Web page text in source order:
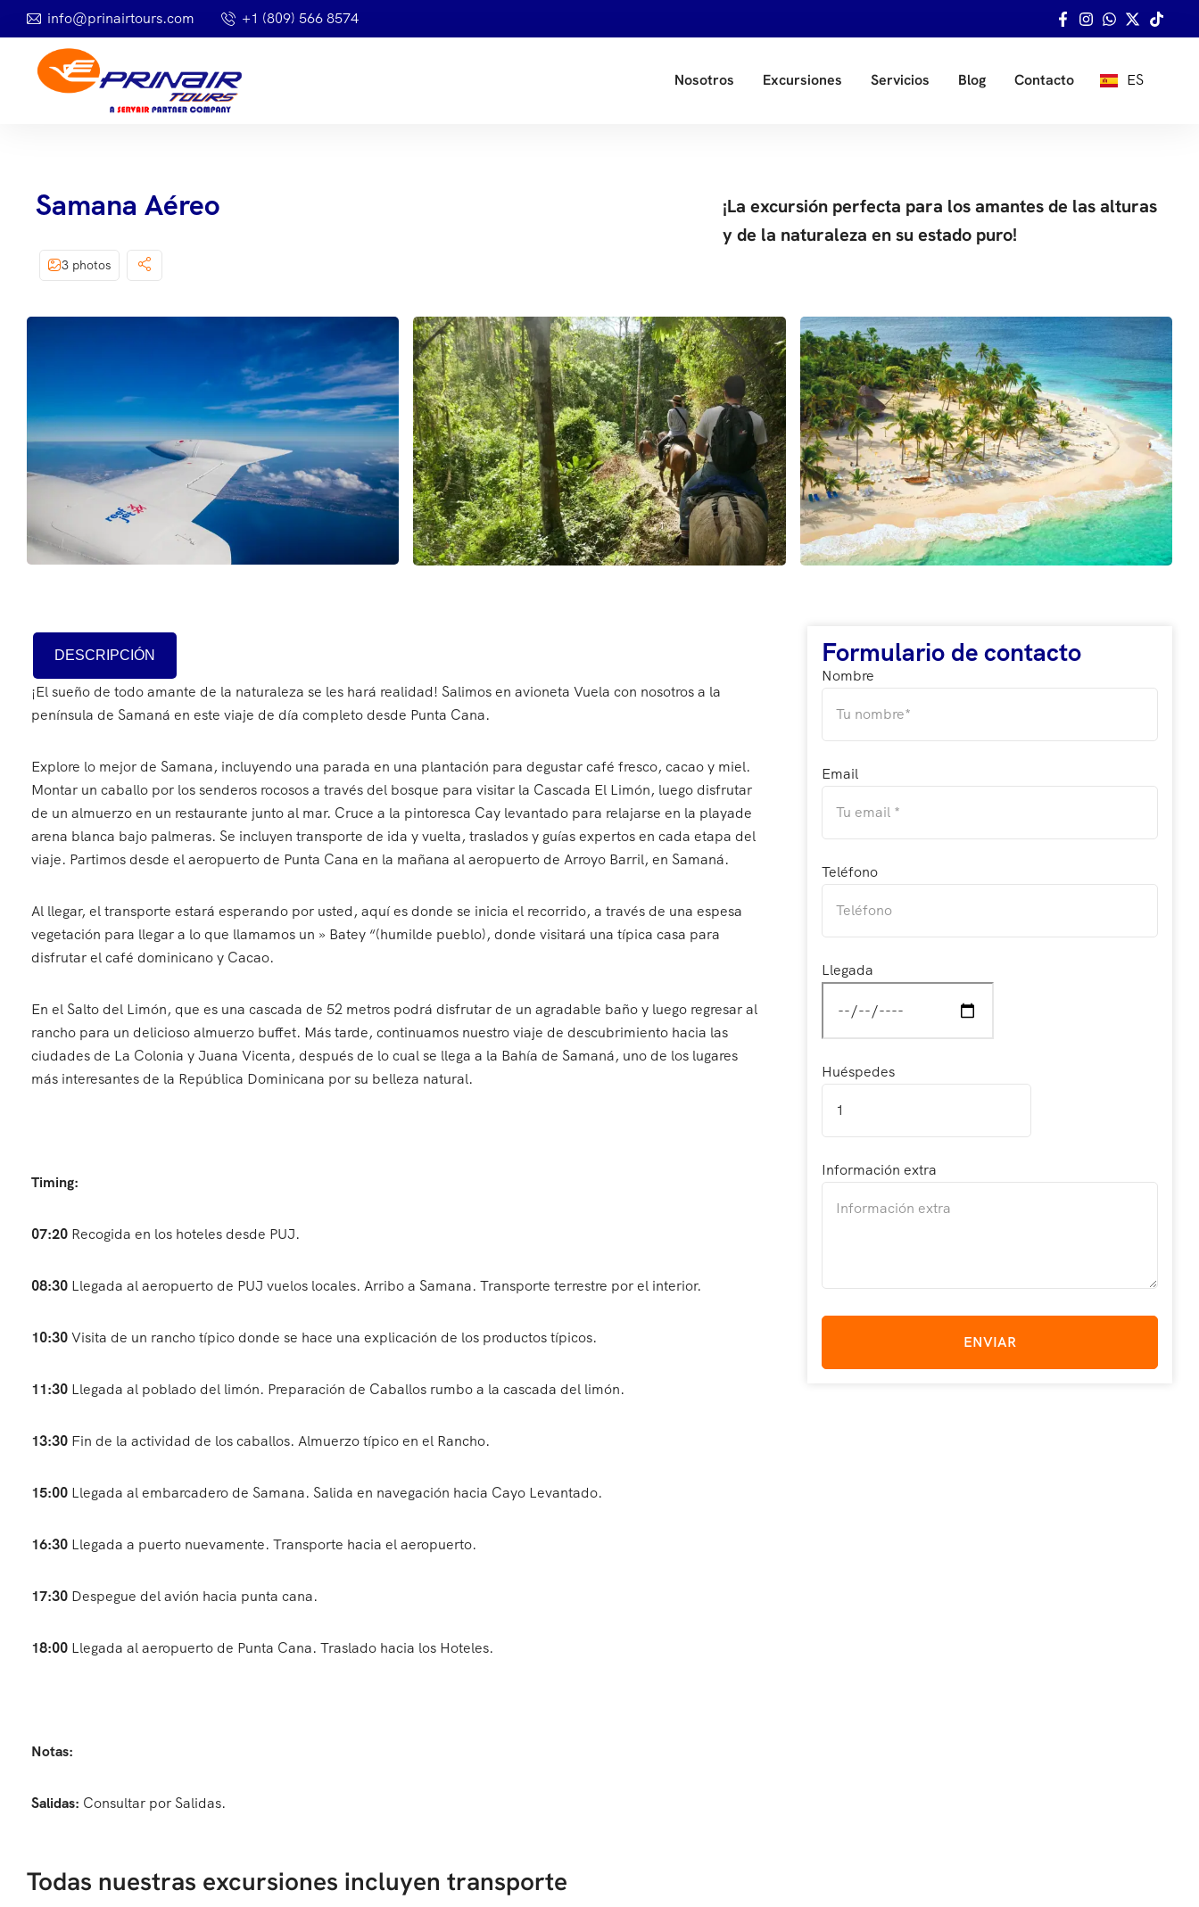
info@prinairtours.com +1 (809) 566 8574
Nosotros Excursiones Servicios Blog Contacto ES
EN
Samana Aéreo
3 photos
¡La excursión perfecta para los amantes de las alturas
y de la naturaleza en su estado puro!
DESCRIPCIÓN
¡El sueño de todo amante de la naturaleza se les hará realidad! Salimos en avioneta Vuela con nosotros a la
península de Samaná en este viaje de día completo desde Punta Cana.
Explore lo mejor de Samana, incluyendo una parada en una plantación para degustar café fresco, cacao y miel.
Montar un caballo por los senderos rocosos a través del bosque para visitar la Cascada El Limón, luego disfrutar
de un almuerzo en un restaurante junto al mar. Cruce a la pintoresca Cay levantado para relajarse en la playade
arena blanca bajo palmeras. Se incluyen transporte de ida y vuelta, traslados y guías expertos en cada etapa del
viaje. Partimos desde el aeropuerto de Punta Cana en la mañana al aeropuerto de Arroyo Barril, en Samaná.
Al llegar, el transporte estará esperando por usted, aquí es donde se inicia el recorrido, a través de una espesa
vegetación para llegar a lo que llamamos un » Batey “(humilde pueblo), donde visitará una típica casa para
disfrutar el café dominicano y Cacao.
En el Salto del Limón, que es una cascada de 52 metros podrá disfrutar de un agradable baño y luego regresar al
rancho para un delicioso almuerzo buffet. Más tarde, continuamos nuestro viaje de descubrimiento hacia las
ciudades de La Colonia y Juana Vicenta, después de lo cual se llega a la Bahía de Samaná, uno de los lugares
más interesantes de la República Dominicana por su belleza natural.
Timing:
07:20 Recogida en los hoteles desde PUJ.
08:30 Llegada al aeropuerto de PUJ vuelos locales. Arribo a Samana. Transporte terrestre por el interior.
10:30Visita de un rancho típico donde se hace una explicación de los productos típicos.
11:30 Llegada al poblado del limón. Preparación de Caballos rumbo a la cascada del limón.
13:30 Fin de la actividad de los caballos. Almuerzo típico en el Rancho.
15:00 Llegada al embarcadero de Samana. Salida en navegación hacia Cayo Levantado.
16:30 Llegada a puerto nuevamente. Transporte hacia el aeropuerto.
17:30 Despegue del avión hacia punta cana.
18:00 Llegada al aeropuerto de Punta Cana. Traslado hacia los Hoteles.
Notas:
Salidas: Consultar por Salidas.
Todas nuestras excursiones incluyen transporte
Formulario de contacto
Nombre
Email
Teléfono
Llegada
Huéspedes
Información extra
ENVIAR